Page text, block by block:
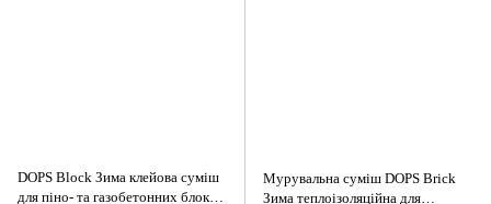
DOPS Block Зима клейова суміш
для піно- та газобетонних блоків
Мурувальна суміш DOPS Brick
Зима теплоізоляційна для